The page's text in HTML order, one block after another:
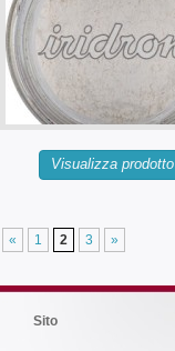
Visualizza prodotto
« 1 2 3 »
Sito